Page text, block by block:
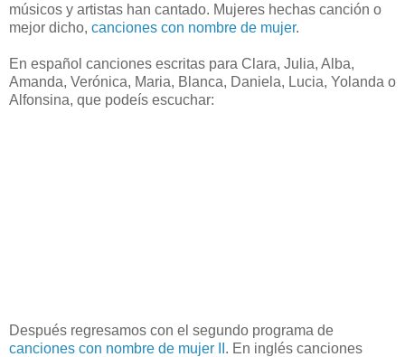
músicos y artistas han cantado. Mujeres hechas canción o
mejor dicho, canciones con nombre de mujer.
En español canciones escritas para Clara, Julia, Alba,
Amanda, Verónica, Maria, Blanca, Daniela, Lucia, Yolanda o
Alfonsina, que podeís escuchar:
Después regresamos con el segundo programa de
canciones con nombre de mujer II . En inglés canciones